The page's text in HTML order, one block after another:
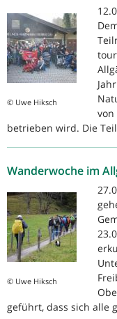
© Uwe Hiksch
betrieben wird. Die
Wanderwoche im
© Uwe Hiksch
geführt, dass sich alle